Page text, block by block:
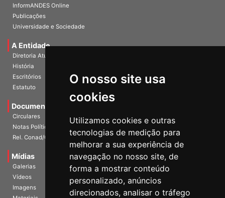
O nosso site usa
cookies
Utilizamos cookies e outras
tecnologias de medição para
melhorar a sua experiência de
navegação no nosso site, de
forma a mostrar conteúdo
personalizado, anúncios
direcionados, analisar o tráfego
InformANDES Online
Publicações
Universidade e Sociedade
A Entidade
Diretoria Atual
História
Escritórios
Estatuto
Documentos
Circulares
Notas Políticas
Rel. Conad/Congresso
Mídias
Galerias
Vídeos
Imagens